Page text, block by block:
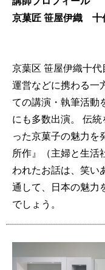
京菓匠 笹屋伊織 十
京葉区 笹屋伊織十
運営などに携わる一
ての講演・執筆活動
にも多数出演。 伝
った京菓子の魅力を
所作』（主婦と生活
われたお話は、笑い
通して、日本の魅力
でしょう。